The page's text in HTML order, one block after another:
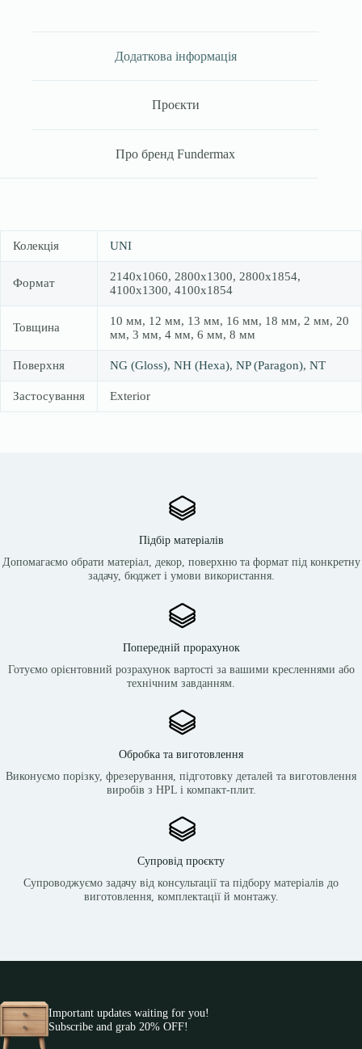
Додаткова інформація
Проєкти
Про бренд Fundermax
Колекція UNI
Формат
2140х1060, 2800х1300, 2800х1854,
4100х1300, 4100х1854
Товщина
10 мм, 12 мм, 13 мм, 16 мм, 18 мм, 2 мм, 20
мм, 3 мм, 4 мм, 6 мм, 8 мм
Поверхня NG (Gloss), NH (Hexa), NP (Paragon), NT
Застосування Exterior
Підбір матеріалів
Допомагаємо обрати матеріал, декор, поверхню та формат під конкретну
задачу, бюджет і умови використання.
Попередній прорахунок
Готуємо орієнтовний розрахунок вартості за вашими кресленнями або
технічним завданням.
Обробка та виготовлення
Виконуємо порізку, фрезерування, підготовку деталей та виготовлення
виробів з HPL і компакт-плит.
Супровід проєкту
Супроводжуємо задачу від консультації та підбору матеріалів до
виготовлення, комплектації й монтажу.
Important updates waiting for you!
Subscribe and grab 20% OFF!